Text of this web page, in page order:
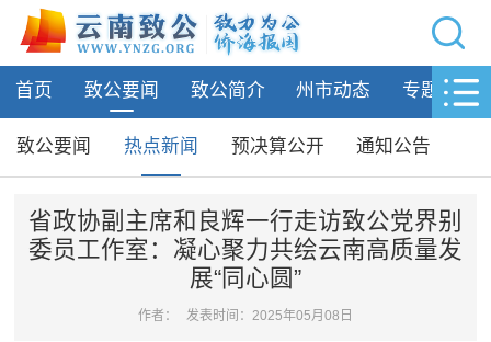
网站导航
首页
致公要闻
热点新闻
预决算公开
通知公告
首页 致公要闻 致公简介 州市动态 专题活动
致公要闻 热点新闻 预决算公开 通知公告
省政协副主席和良辉一行走访致公党界别
委员工作室：凝心聚力共绘云南高质量发
展“同心圆”
作者： 发表时间：2025年05月08日